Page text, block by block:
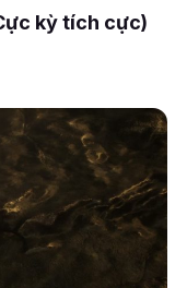
kỳ tích cực)